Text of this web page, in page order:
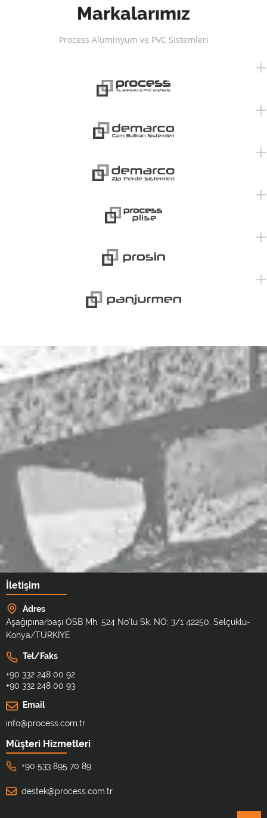
Markalarımız
Process Alüminyum ve PVC Sistemleri
İletişim
Adres
Aşağıpınarbaşı OSB Mh. 524 No'lu Sk. NO: 3/1 42250, Selçuklu-
Konya/TÜRKİYE
Tel/Faks
+90 332 248 00 92
+90 332 248 00 93
Email
info@process.com.tr
Müşteri Hizmetleri
+90 533 895 70 89
destek@process.com.tr